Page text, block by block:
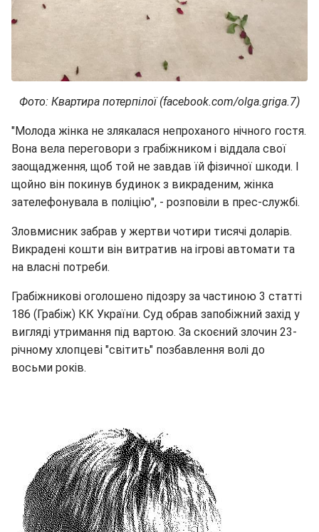
Фото: Квартира потерпілої (facebook.com/olga.griga.7)
"Молода жінка не злякалася непроханого нічного гостя.
Вона вела переговори з грабіжником і віддала свої
заощадження, щоб той не завдав їй фізичної шкоди. І
щойно він покинув будинок з викраденим, жінка
зателефонувала в поліцію", - розповіли в прес-службі.
Зловмисник забрав у жертви чотири тисячі доларів.
Викрадені кошти він витратив на ігрові автомати та
на власні потреби.
Грабіжникові оголошено підозру за частиною 3 статті
186 (Грабіж) КК України. Суд обрав запобіжний захід у
вигляді утримання під вартою. За скоєний злочин 23-
річному хлопцеві "світить" позбавлення волі до
восьми років.